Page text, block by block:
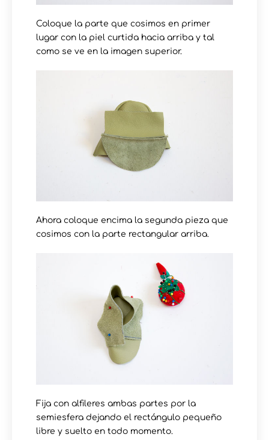
Coloque la parte que cosimos en primer
lugar con la piel curtida hacia arriba y tal
como se ve en la imagen superior.
Ahora coloque encima la segunda pieza que
cosimos con la parte rectangular arriba.
Fija con alfileres ambas partes por la
semiesfera dejando el rectángulo pequeño
libre y suelto en todo momento.